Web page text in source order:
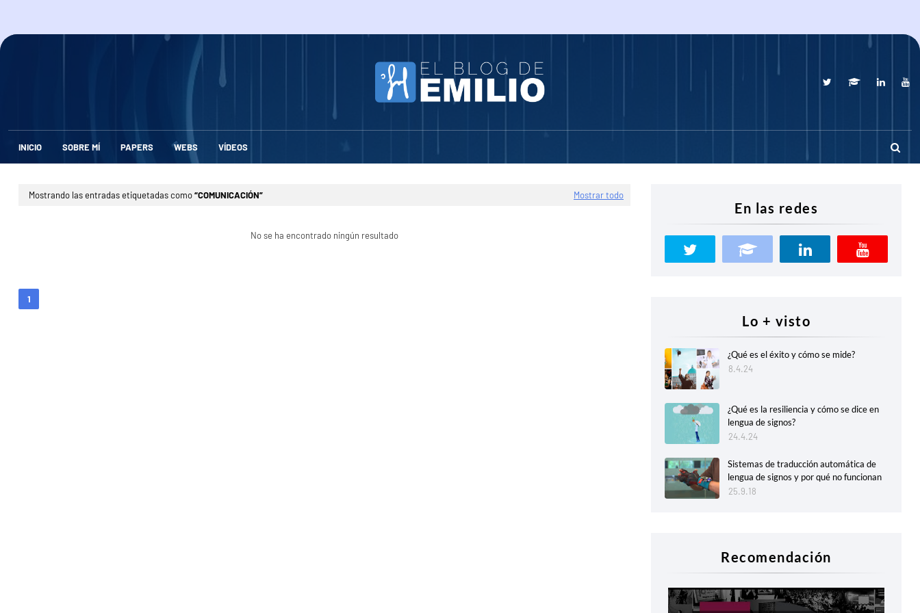
INICIO SOBRE MÍ PAPERS WEBS VÍDEOS
Mostrando las entradas etiquetadas como COMUNICACIÓN Mostrar todo
No se ha encontrado ningún resultado
1
En las redes
Lo + visto
¿Qué es el éxito y cómo se mide?
8.4.24
¿Qué es la resiliencia y cómo se dice en
lengua de signos?
24.4.24
Sistemas de traducción automática de
lengua de signos y por qué no funcionan
25.9.18
Recomendación